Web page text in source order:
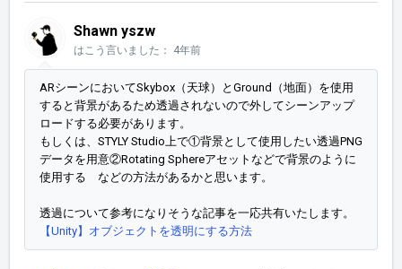
Shawn yszw
はこう言いました： 4年前
ARシーンにおいてSkybox（天球）とGround（地面）を使用
すると背景があるため透過されないので外してシーンアップ
ロードする必要があります。
もしくは、STYLY Studio上で①背景として使用したい透過PNG
データを用意②Rotating Sphereアセットなどで背景のように
使用する などの方法があるかと思います。
透過について参考になりそうな記事を一応共有いたします。
【Unity】オブジェクトを透明にする方法